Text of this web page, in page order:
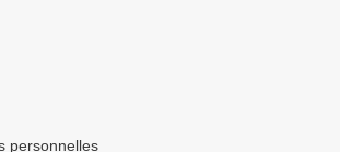
personnelles